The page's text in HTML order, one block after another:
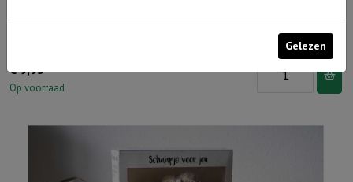
€9,95
Op voorraad
Gelezen